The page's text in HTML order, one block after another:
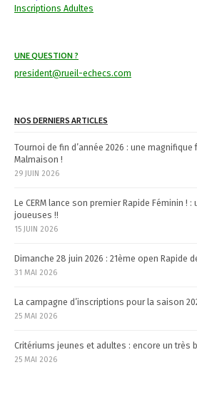
v
g
t
i
o
n
Inscriptions Adultes
UNE QUESTION ?
president@rueil-echecs.com
NOS DERNIERS ARTICLES
Tournoi de fin d’année 2026 : une
Malmaison !
29 JUIN 2026
Le CERM lance son premier Rapide Féminin !
joueuses !!
15 JUIN 2026
Dimanche 28 juin 2026 : 21ème open Rapide
31 MAI 2026
La campagne d’inscriptions pour la saison
25 MAI 2026
Critériums jeunes et adultes : encore un très
25 MAI 2026